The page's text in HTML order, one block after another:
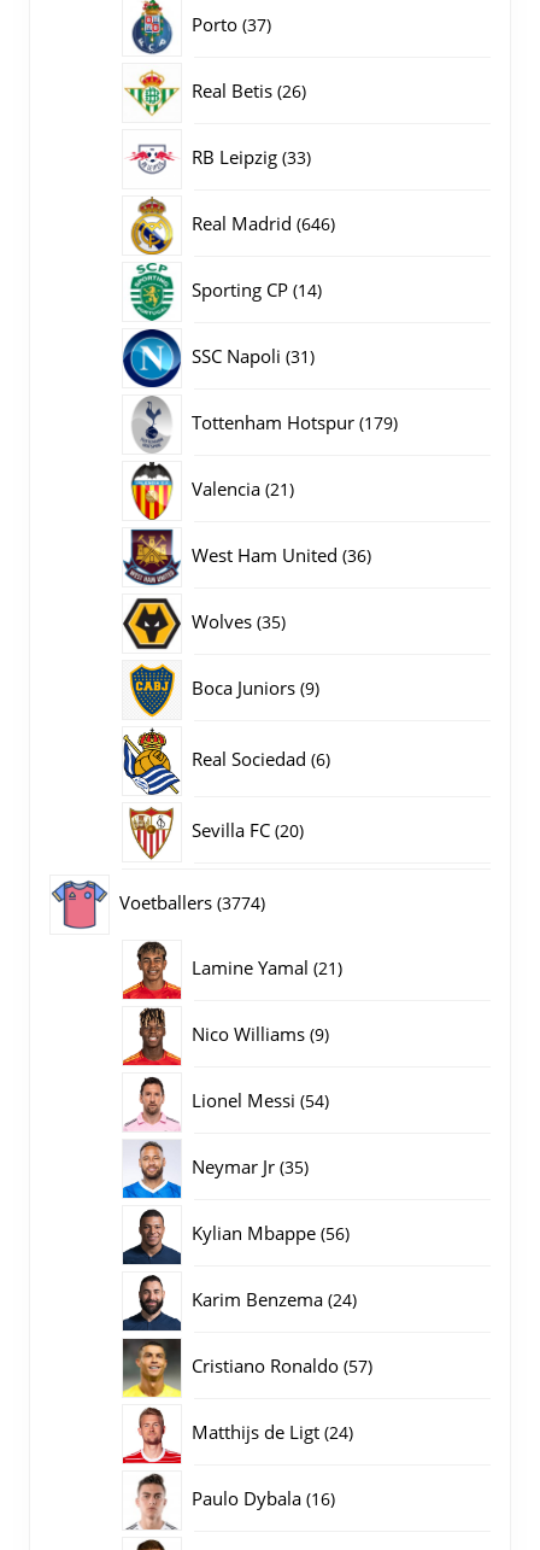
Porto 3737
Real Betis 2626
RB Leipzig 3333
Real Madrid 646646
Sporting CP 1414
SSC Napoli 3131
Tottenham Hotspur 179179
Valencia 2121
West Ham United 3636
Wolves 3535
Boca Juniors 99
Real Sociedad 66
Sevilla FC 2020
Voetballers 37743774
Lamine Yamal 2121
Nico Williams 99
Lionel Messi 5454
Neymar Jr 3535
Kylian Mbappe 5656
Karim Benzema 2424
Cristiano Ronaldo 5757
Matthijs de Ligt 2424
Paulo Dybala 1616